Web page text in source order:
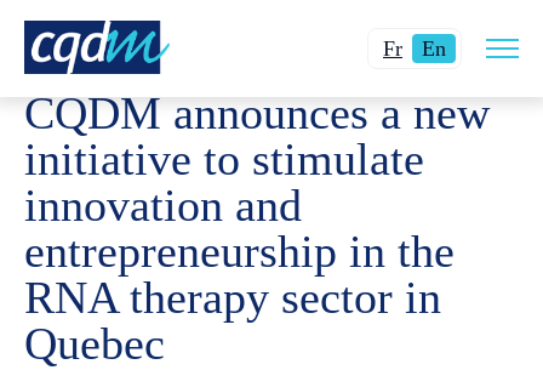
FrChanger
langue
pour
du
En Current
English.
site
CQDM NEWS AND EVENTS CQDM ANNOUNCES A
CQDM announces a new
initiative to stimulate
innovation and
entrepreneurship in the
RNA therapy sector in
Quebec